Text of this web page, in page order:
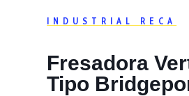
INDUSTRIAL RECA
Fresadora
Tipo